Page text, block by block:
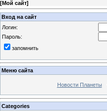
[Мой сайт]
Вход на сайт
Логин:
Пароль:
запомнить
Меню сайта
Новости Планеты
Categories